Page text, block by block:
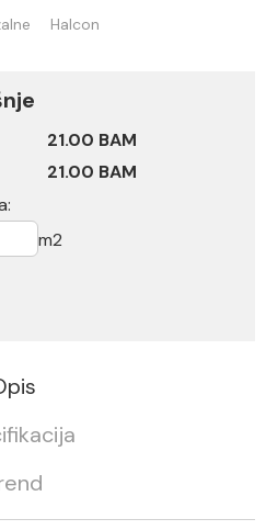
Halcon
21.00 BAM
21.00 BAM
m2